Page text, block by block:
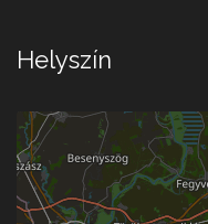
Helyszín